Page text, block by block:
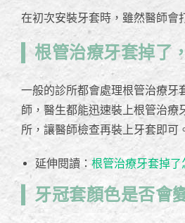
在初次安裝牙套時，雖然醫師會
根管治療牙套掉了
一般的診所都會處理根管治療牙
師，醫生都能迅速裝上根管治
所，讓醫師檢查再裝上牙套即可
延伸閱讀： 根管治療牙套掉
牙冠套顏色是否會